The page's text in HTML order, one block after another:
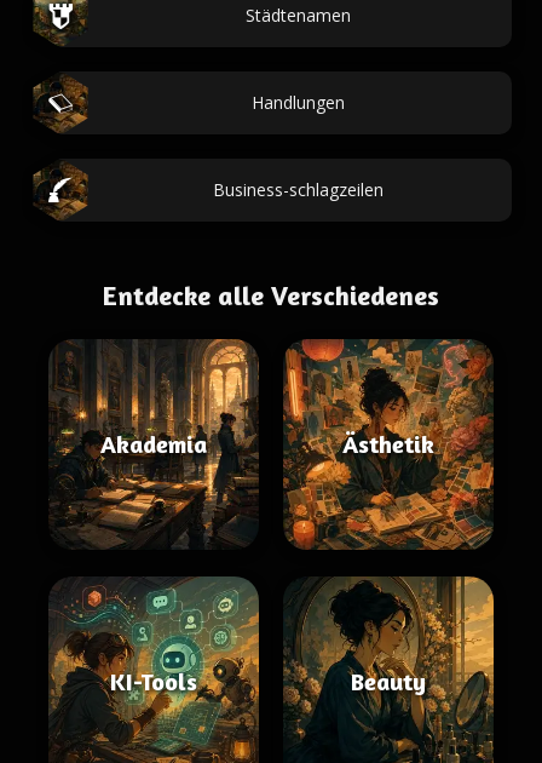
Städtenamen
Handlungen
Business-schlagzeilen
Entdecke alle Verschiedenes
Akademia Ästhetik
KI-Tools Beauty